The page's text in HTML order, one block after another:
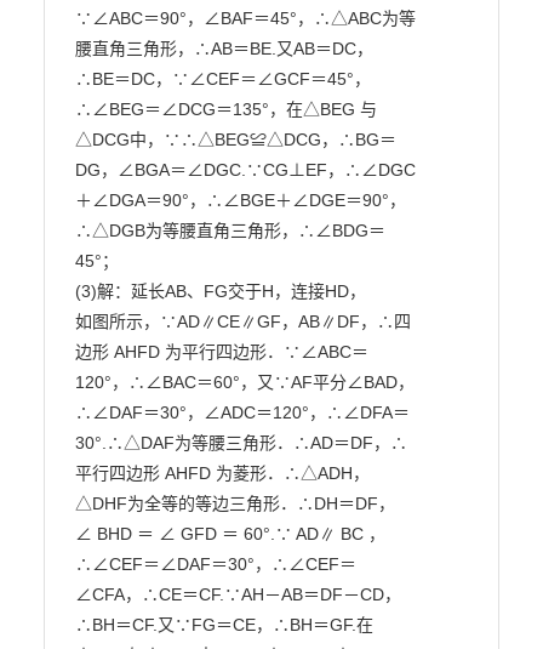
∵∠ABC＝90°，∠BAF＝45°，∴△ABC为等
腰直角三角形，∴AB＝BE.又AB＝DC，
∴BE＝DC，∵∠CEF＝∠GCF＝45°，
∴∠BEG＝∠DCG＝135°，在△BEG 与
△DCG中，∵∴△BEG≌△DCG，∴BG＝
DG，∠BGA＝∠DGC.∵CG⊥EF，∴∠DGC
＋∠DGA＝90°，∴∠BGE＋∠DGE＝90°，
∴△DGB为等腰直角三角形，∴∠BDG＝
45°；
(3)解：延长AB、FG交于H，连接HD，
如图所示，∵AD∥CE∥GF，AB∥DF，∴四
边形 AHFD 为平行四边形．∵∠ABC＝
120°，∴∠BAC＝60°，又∵AF平分∠BAD，
∴∠DAF＝30°，∠ADC＝120°，∴∠DFA＝
30°.∴△DAF为等腰三角形．∴AD＝DF，∴
平行四边形 AHFD 为菱形．∴△ADH，
△DHF为全等的等边三角形．∴DH＝DF，
∠ BHD ＝ ∠ GFD ＝ 60°.∵ AD∥ BC ，
∴∠CEF＝∠DAF＝30°，∴∠CEF＝
∠CFA，∴CE＝CF.∵AH－AB＝DF－CD，
∴BH＝CF.又∵FG＝CE，∴BH＝GF.在